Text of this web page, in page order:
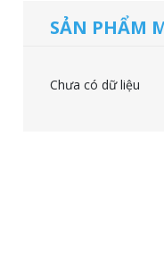
SẢN PHẨM
Chưa có dữ liệu